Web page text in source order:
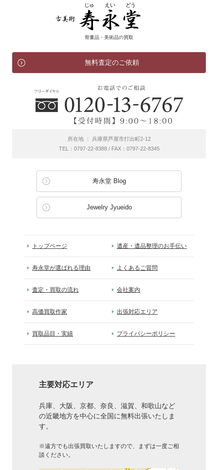
骨董品・美術品の買取
無料査定のご依頼
所在地 ： 兵庫県芦屋市打出町2-12
TEL：0797-22-8388 / FAX：0797-22-8345
寿永堂 Blog
Jewelry Jyueido
トップページ 遺産・遺品整理のお手伝い
寿永堂が選ばれる理由 よくあるご質問
査定・買取の流れ 会社案内
高価買取作家 出張対応エリア
買取品目・実績 プライバシーポリシー
主要対応エリア
兵庫、大阪、京都、奈良、滋賀、和歌山など
の近畿地方を中心に全国に無料出張いたしま
す。
※遠方でも出張買取いたしますので、まずは一度ご相
談ください。